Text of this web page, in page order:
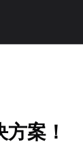
案！